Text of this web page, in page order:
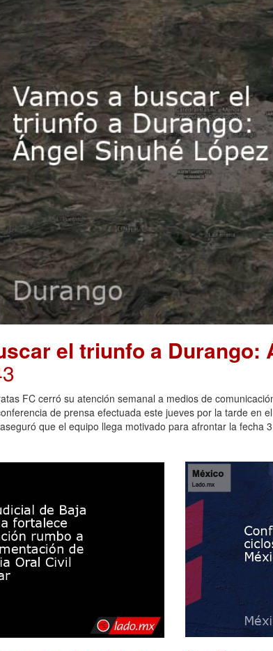
el triunfo a Durango:
FC cerró su atención semanal a medios de
de prensa efectuada este jueves por la tarde en
que el equipo llega motivado para afrontar la fecha